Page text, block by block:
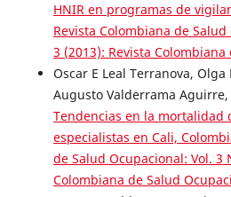
HNIR en programas de
Revista Colombiana de
3 (2013): Revista
Oscar E Leal Terranova, Olga
Augusto Valderrama Aguirre,
Tendencias en la mortalidad
especialistas en Cali,
de Salud Ocupacional: Vol. 3
Colombiana de Salud